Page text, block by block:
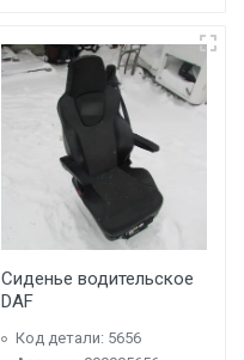
Сиденье водительское
DAF
Код детали: 5656